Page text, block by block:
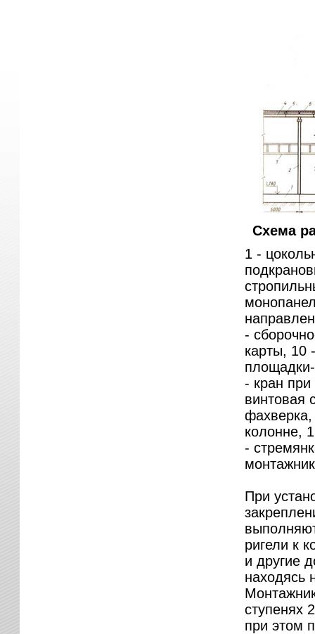
Схема
1 -
-
карты, 10
- кран
винтовая
фахверка,
колонне,
-
При
ригели к
и другие
находясь
ступенях
при этом